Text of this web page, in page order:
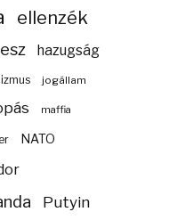
ellenzék
hazugság
jogállam
maffia
NATO
Putyin